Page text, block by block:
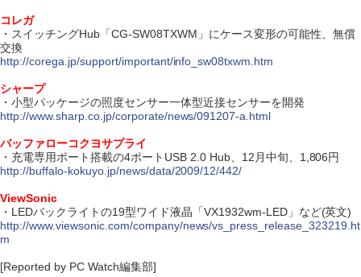
コレガ
・スイッチングHub「CG-SW08TXWM」にケース変形の可能性、無償
交換
http://corega.jp/support/important/info_sw08txwm.htm
シャープ
・小型パッケージの照度センサー一体型近接センサーを開発
http://www.sharp.co.jp/corporate/news/091207-a.html
バッファローコクヨサプライ
・充電専用ポート搭載の4ポートUSB 2.0 Hub、12月中旬、1,806円
http://buffalo-kokuyo.jp/news/data/2009/12/442/
ViewSonic
・LEDバックライトの19型ワイド液晶「VX1932wm-LED」など(英文)
http://www.viewsonic.com/company/news/vs_press_release_323219.ht
m
[Reported by PC Watch編集部]